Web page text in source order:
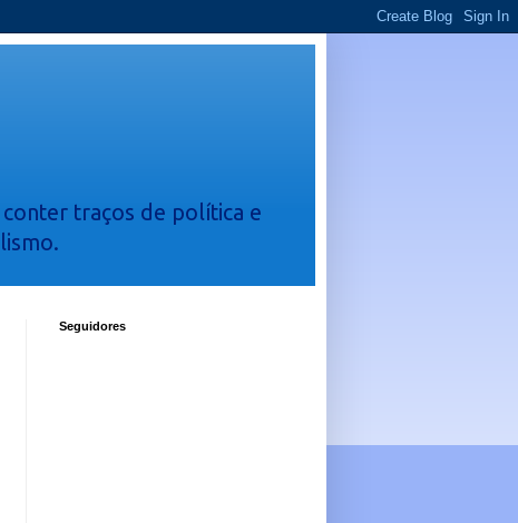
traços de política e
Seguidores